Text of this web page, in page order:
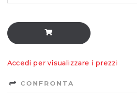
Accedi per visualizzare i prezzi
CONFRONTA